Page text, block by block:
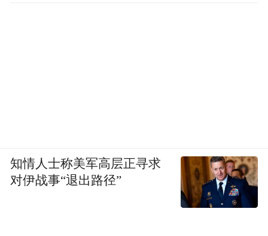
知情人士称美军高层正寻求
对伊战事“退出路径”